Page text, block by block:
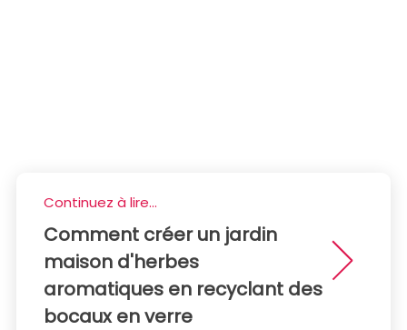
Continuez à lire...
Comment créer un jardin
maison d'herbes
aromatiques en recyclant des
bocaux en verre